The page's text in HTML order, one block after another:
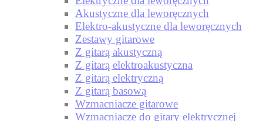
Akustyczne dla leworęcznych
Elektro-akustyczne dla leworęcznych
Zestawy gitarowe
Z gitarą akustyczną
Z gitarą elektroakustyczna
Z gitarą elektryczną
Z gitarą basową
Wzmacniacze gitarowe
Wzmacniacze do gitary elektrycznej